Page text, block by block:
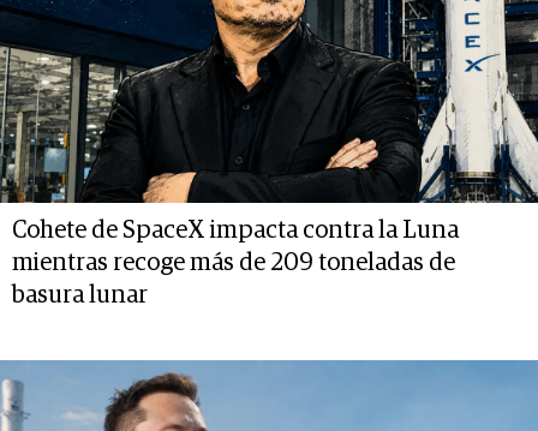
Cohete de SpaceX impacta contra la Luna
mientras recoge más de 209 toneladas de
basura lunar